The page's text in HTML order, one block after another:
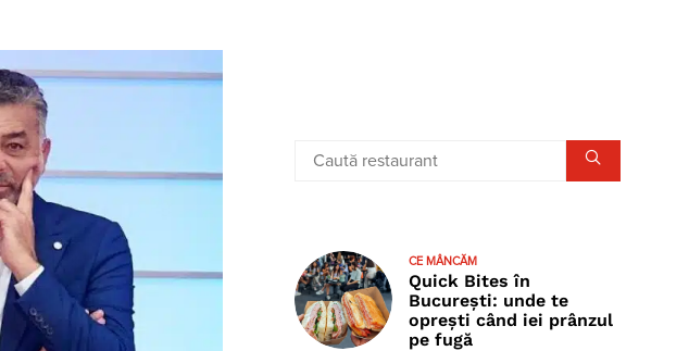
CE MÂNCĂM
Quick Bites în
București: unde te
oprești când iei prânzul
pe fugă